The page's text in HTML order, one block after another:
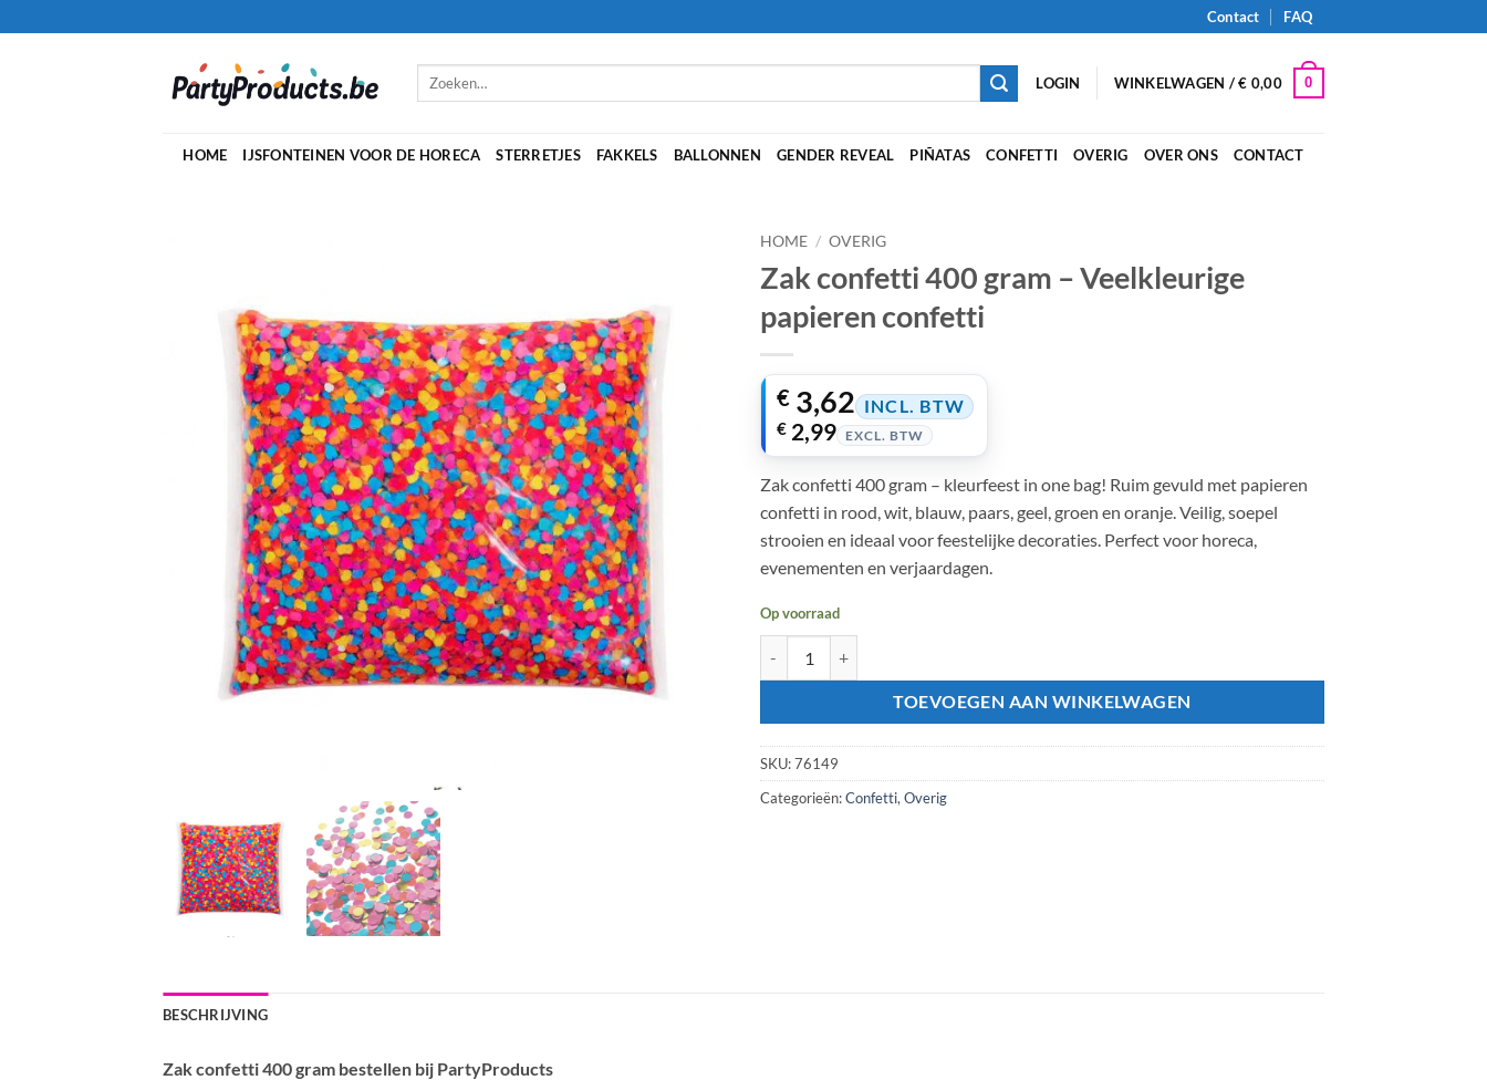
naar
Contact FAQ
Zoeken
LOGIN WINKELWAGEN /€ 0,00 0
HOME IJSFONTEINEN VOOR DE HORECA STERRETJES FAKKELS BALLONNEN GENDER REVEAL PIÑATAS CONFETTI OVERIG OVER ONS CONTACT
HOME / OVERIG
Zak confetti 400 gram – Veelkleurige
papieren confetti
€ 3,62 INCL. BTW
€ 2,99 EXCL. BTW
Zak confetti 400 gram – kleurfeest in one bag! Ruim gevuld met papieren
confetti in rood, wit, blauw, paars, geel, groen en oranje. Veilig, soepel
strooien en ideaal voor feestelijke decoraties. Perfect voor horeca,
evenementen en verjaardagen.
Op voorraad
TOEVOEGEN AAN WINKELWAGEN
SKU:76149
Categorieën:Confetti,Overig
BESCHRIJVING
Zak confetti 400 gram bestellen bij PartyProducts